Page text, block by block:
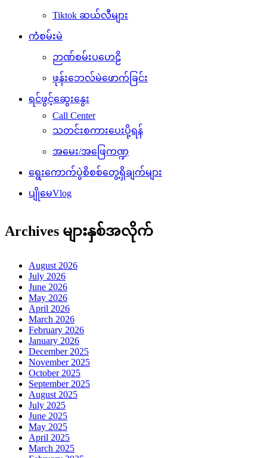
Tiktok ဆယ်လီများ
ကံစမ်းမဲ
ဉာဏ်စမ်းပဟေဠိ
ဖုန်းဘေလ်မဲဖောက်ခြင်း
ရင်ဖွင့်ဆွေးနွေး
Call Center
သတင်းစကားပေးပို့ရန်
အမေး/အဖြေကဏ္ဍ
ရွေးကောက်ပွဲစိစစ်တွေ့ရှိချက်များ
ပျိုမေVlog
Archives များနှစ်အလိုက်
August 2026
July 2026
June 2026
May 2026
April 2026
March 2026
February 2026
January 2026
December 2025
November 2025
October 2025
September 2025
August 2025
July 2025
June 2025
May 2025
April 2025
March 2025